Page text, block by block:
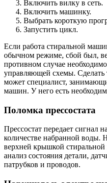
Включить вилку в сеть.
Включить машинку.
Выбрать короткую
Запустить цикл.
Если работа стиральной
обычном режиме, сбой был,
противном случае
управляющей схемы. Сделать
может специалист,
машин. У него есть
Поломка прессостата
Прессостат передает сигнал
количестве набранной воды.
верхней крышкой
анализ состояния детали,
патрубков и проводов.